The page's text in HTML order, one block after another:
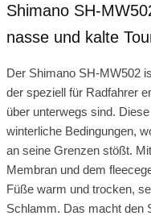
Shimano SH-
nasse und kalte
Der Shimano SH-MW502
der speziell für Radfahrer
über unterwegs sind.
winterliche Bedingungen,
an seine Grenzen stößt.
Membran und dem
Füße warm und trocken,
Schlamm. Das macht den